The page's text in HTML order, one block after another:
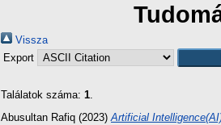
Vissza
Export
Találatok száma: 1.
Abusultan Rafiq (2023) Artificial